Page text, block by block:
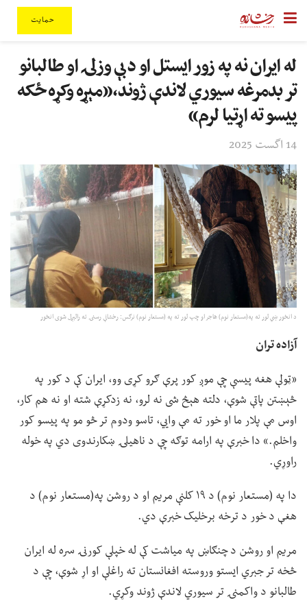
حمایت
له ایران نه په زور ایستل او د بې وزلۍ او طالبانو
تر بدمرغه سیوري لاندې ژوند،«مېړه وکړه ځکه
پیسو ته اړتیا لرم»
14 اگست 2025
د انځور ښي لور ته په(مستعار نوم) هاجر او چپ لور ته په (مستعار نوم) نرګس: رخشانې رسنۍ ته رالېږل شوی انځور
آزاده تران
«ټولې هغه پيسې چې موږ کور پرې ګرو کړی وو، ایران کې د کور په
څېښتن پاتې شوې، دلته هېڅ شی نه لرو، نه زدکړې شته او نه هم کار،
اوس مې پلار ما او خور ته مې وايي، تاسو ودوم تر څو مو په پیسو کور
واخلم.» دا خبرې په ارامه توګه چې د ناهیلۍ ښکارندوی دي په خوله
راوړي.
دا په (مستعار نوم) د ۱۹ کلنې مریم او د روشن په(مستعار نوم) د
هغې د خور د ترخه برخلیک خبرې دي.
مریم او روشن د چنګاښ په میاشت کې له خپلې کورنۍ سره له ایران
څخه تر جبري ایستو وروسته افغانستان ته راغلې او اړ شوې، چې د
طالبانو د واکمنۍ تر سیوري لاندې ژوند وکړي.